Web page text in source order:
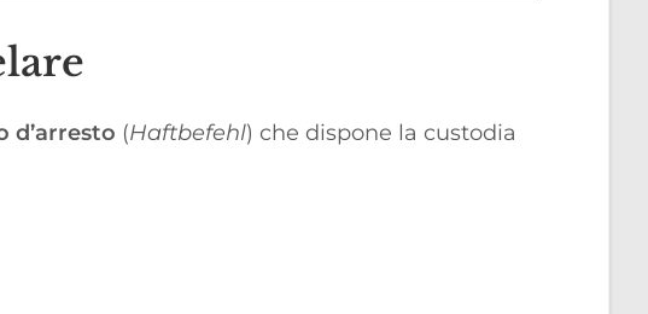
d’arresto (Haftbefehl) che dispone la custodia